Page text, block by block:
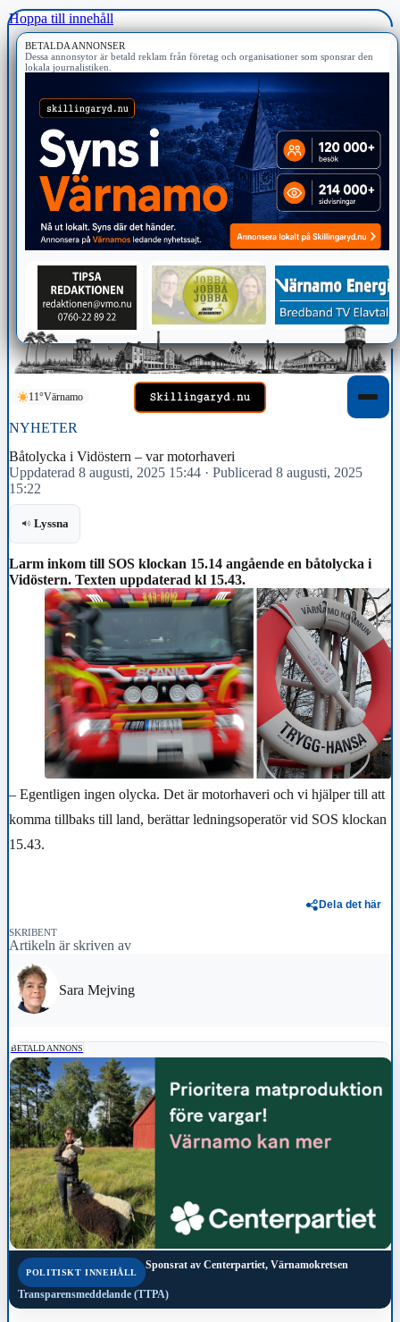
Hoppa till innehåll
BETALDA ANNONSER
Dessa annonsytor är betald reklam från företag och organisationer som sponsrar den
lokala journalistiken.
11°Värnamo
NYHETER
Båtolycka i Vidöstern – var motorhaveri
Uppdaterad 8 augusti, 2025 15:44 · Publicerad 8 augusti, 2025
15:22
Lyssna
Larm inkom till SOS klockan 15.14 angående en båtolycka i
Vidöstern. Texten uppdaterad kl 15.43.
– Egentligen ingen olycka. Det är motorhaveri och vi hjälper till att
komma tillbaks till land, berättar ledningsoperatör vid SOS klockan
15.43.
Dela det här
SKRIBENT
Artikeln är skriven av
Sara Mejving
BETALD ANNONS
POLITISKT INNEHÅLL
Sponsrat av Centerpartiet, Värnamokretsen
Transparensmeddelande (TTPA)